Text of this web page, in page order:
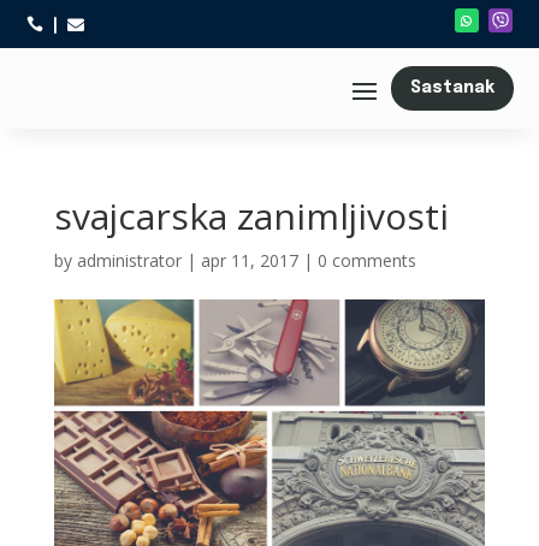
 
Sastanak
svajcarska zanimljivosti
by administrator| apr 11, 2017| 0 comments